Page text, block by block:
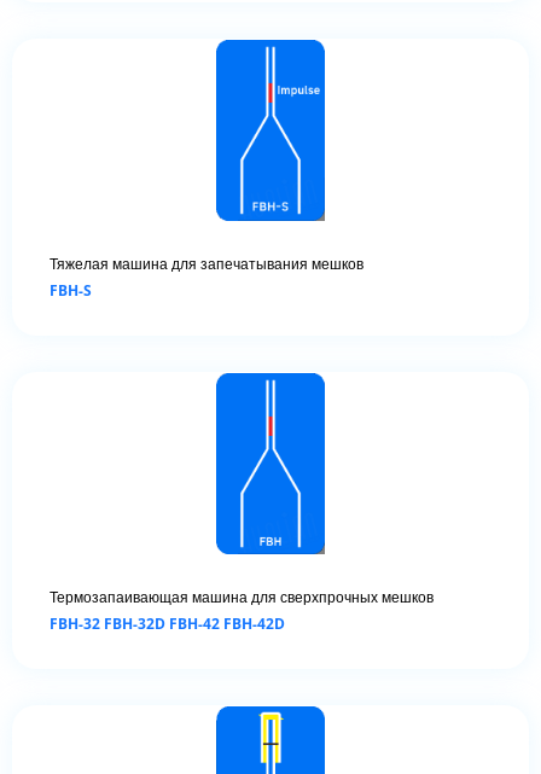
Тяжелая машина для запечатывания мешков
FBH-S
Термозапаивающая машина для сверхпрочных мешков
FBH-32 FBH-32D FBH-42 FBH-42D